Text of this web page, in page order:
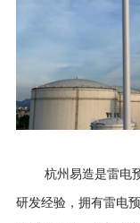
杭州易造是雷电
研发经验，拥有雷电